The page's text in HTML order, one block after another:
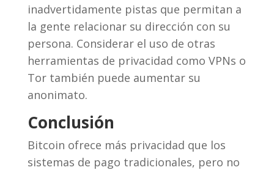
inadvertidamente pistas que permitan a
la gente relacionar su dirección con su
persona. Considerar el uso de otras
herramientas de privacidad como VPNs o
Tor también puede aumentar su
anonimato.
Conclusión
Bitcoin ofrece más privacidad que los
sistemas de pago tradicionales, pero no